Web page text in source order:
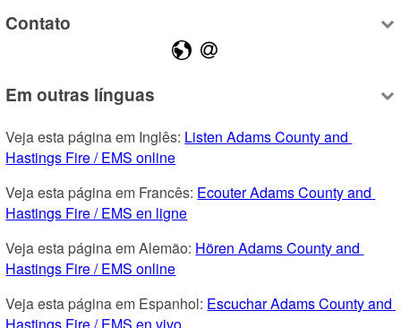
Contato
Em outras línguas
Veja esta página em Inglês: Listen Adams County and
Hastings Fire / EMS online
Veja esta página em Francês: Ecouter Adams County and
Hastings Fire / EMS en ligne
Veja esta página em Alemão: Hören Adams County and
Hastings Fire / EMS online
Veja esta página em Espanhol: Escuchar Adams County and
Hastings Fire / EMS en vivo